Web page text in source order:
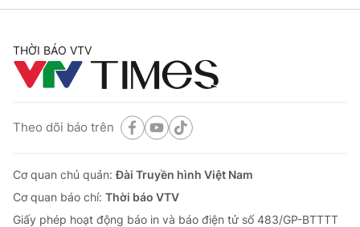
THỜI BÁO VTV
Theo dõi báo trên
Cơ quan chủ quản:Đài Truyền hình Việt Nam
Cơ quan báo chí: Thời báo VTV
Giấy phép hoạt động báo in và báo điện tử số 483/GP-BTTTT